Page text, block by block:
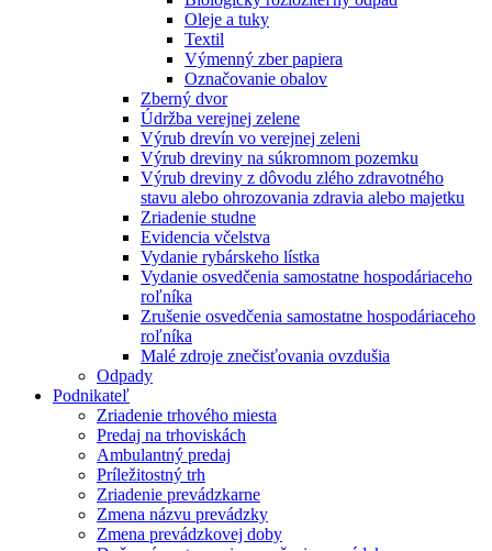
Oleje a tuky
Textil
Výmenný zber papiera
Označovanie obalov
Zberný dvor
Údržba verejnej zelene
Výrub drevín vo verejnej zeleni
Výrub dreviny na súkromnom pozemku
Výrub dreviny z dôvodu zlého zdravotného
stavu alebo ohrozovania zdravia alebo majetku
Zriadenie studne
Evidencia včelstva
Vydanie rybárskeho lístka
Vydanie osvedčenia samostatne hospodáriaceho
roľníka
Zrušenie osvedčenia samostatne hospodáriaceho
roľníka
Malé zdroje znečisťovania ovzdušia
Odpady
Podnikateľ
Zriadenie trhového miesta
Predaj na trhoviskách
Ambulantný predaj
Príležitostný trh
Zriadenie prevádzkarne
Zmena názvu prevádzky
Zmena prevádzkovej doby